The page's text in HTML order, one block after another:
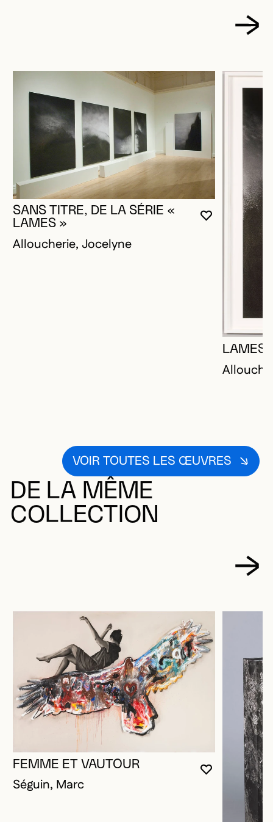
VOUS
FERMER
OUVRIR LA
SANS TITRE, DE LA SÉRIE «
LAMES »
Alloucherie, Jocelyne
LAMES
VOIR TOUTES LES ŒUVRES
DE LA MÊME
COLLECTION
VOUS
FERMER
OUVRIR LA
FEMME ET VAUTOUR
Séguin, Marc